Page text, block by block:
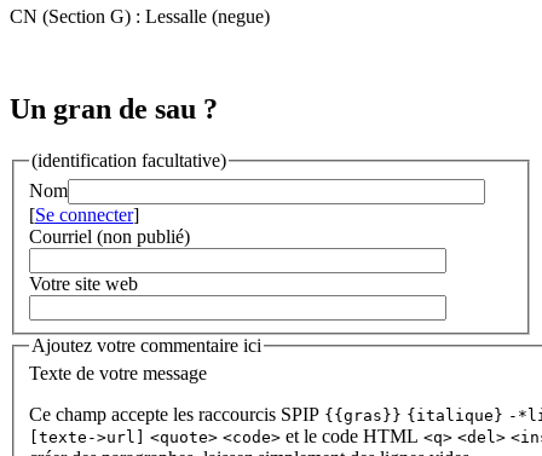
CN (Section G) : Lessalle (negue)
Un gran de sau ?
(identification facultative)
Nom
[Se connecter]
Courriel (non publié)
Votre site web
Ajoutez votre commentaire ici
Texte de votre message
Ce champ accepte les raccourcis SPIP {{gras}} {italique} -
[texte->url]
<quote> <code> et le code HTML <q> <del>